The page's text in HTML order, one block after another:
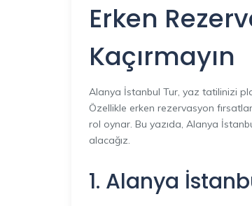
Erken
Kaçırmayın
Alanya İstanbul Tur, yaz tatilinizi
Özellikle erken rezervasyon
rol oynar. Bu yazıda, Alanya
alacağız.
1. Alanya